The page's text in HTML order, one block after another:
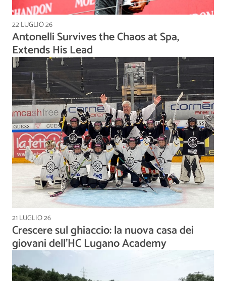
22 LUGLIO 26
Antonelli Survives the Chaos at Spa,
Extends His Lead
21 LUGLIO 26
Crescere sul ghiaccio: la nuova casa dei
giovani dell’HC Lugano Academy